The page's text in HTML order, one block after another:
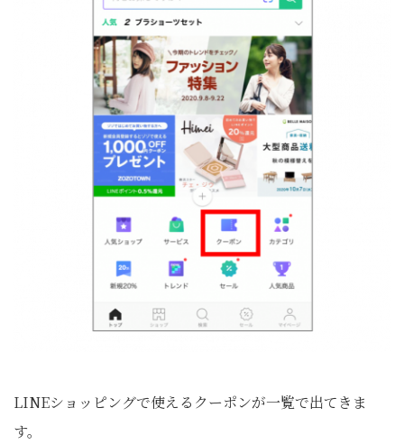
LINEショッピングで使えるクーポンが一覧で出てきま
す。